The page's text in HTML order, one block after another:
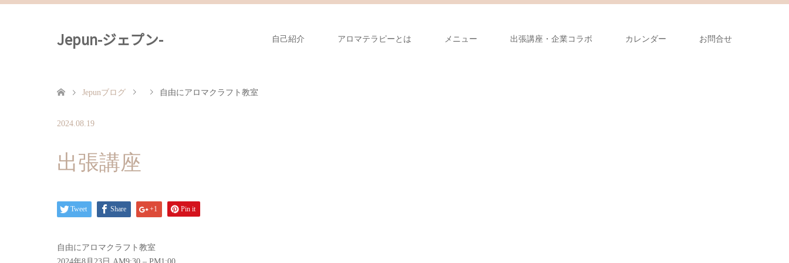
Jepun-ジェプン- 自己紹介 アロマテラピーとは メニュー 出張講座・企業コラボ カレンダー お問合せ
Jepunブログ 自由にアロマクラフト教室
2024.08.19
出張講座
Tweet Share +1 Pin it
自由にアロマクラフト教室